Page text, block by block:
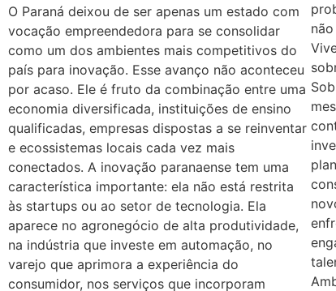
O Paraná deixou de ser apenas um estado com
vocação empreendedora para se consolidar
como um dos ambientes mais competitivos do
país para inovação. Esse avanço não aconteceu
por acaso. Ele é fruto da combinação entre uma
economia diversificada, instituições de ensino
qualificadas, empresas dispostas a se reinventar
e ecossistemas locais cada vez mais
conectados. A inovação paranaense tem uma
característica importante: ela não está restrita
às startups ou ao setor de tecnologia. Ela
aparece no agronegócio de alta produtividade,
na indústria que investe em automação, no
varejo que aprimora a experiência do
consumidor, nos serviços que incorporam